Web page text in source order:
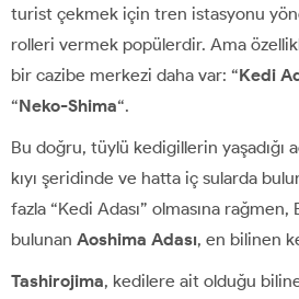
turist çekmek için tren istasyonu
rolleri vermek popülerdir. Ama
bir cazibe merkezi daha var: “Kedi
“Neko-Shima“.
Bu doğru, tüylü kedigillerin yaşadığı
kıyı şeridinde ve hatta iç sularda
fazla “Kedi Adası” olmasına
bulunan Aoshima Adası, en bilinen
Tashirojima, kedilere ait olduğu